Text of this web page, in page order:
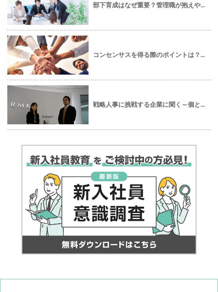
部下育成はなぜ重要？管理職が抱えや...
コンセンサスを得る際のポイントは？...
戦略人事に挑戦する企業に聞く～個と...